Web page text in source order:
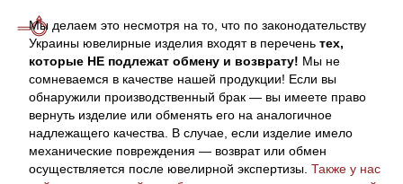
Мы делаем это несмотря на то, что по законодательству
Украины ювелирные изделия входят в перечень тех,
которые НЕ подлежат обмену и возврату! Мы не
сомневаемся в качестве нашей продукции! Если вы
обнаружили производственный брак — вы имеете право
вернуть изделие или обменять его на аналогичное
надлежащего качества. В случае, если изделие имело
механические повреждения — возврат или обмен
осуществляется после ювелирной экспертизы. Также у нас